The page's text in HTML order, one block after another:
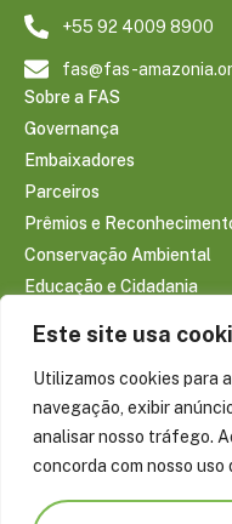
Este site usa
Utilizamos cookies para
navegação, exibir
analisar nosso tráfego.
concorda com nosso uso
+55 92 4009 8900
fas@fas-
Sobre a FAS
Governança
Embaixadores
Parceiros
Prêmios e
Conservação Ambiental
Educação e Cidadania
Sociobioeconomia
CONTEÚDOS
Notícias
Reportagens
Publicações